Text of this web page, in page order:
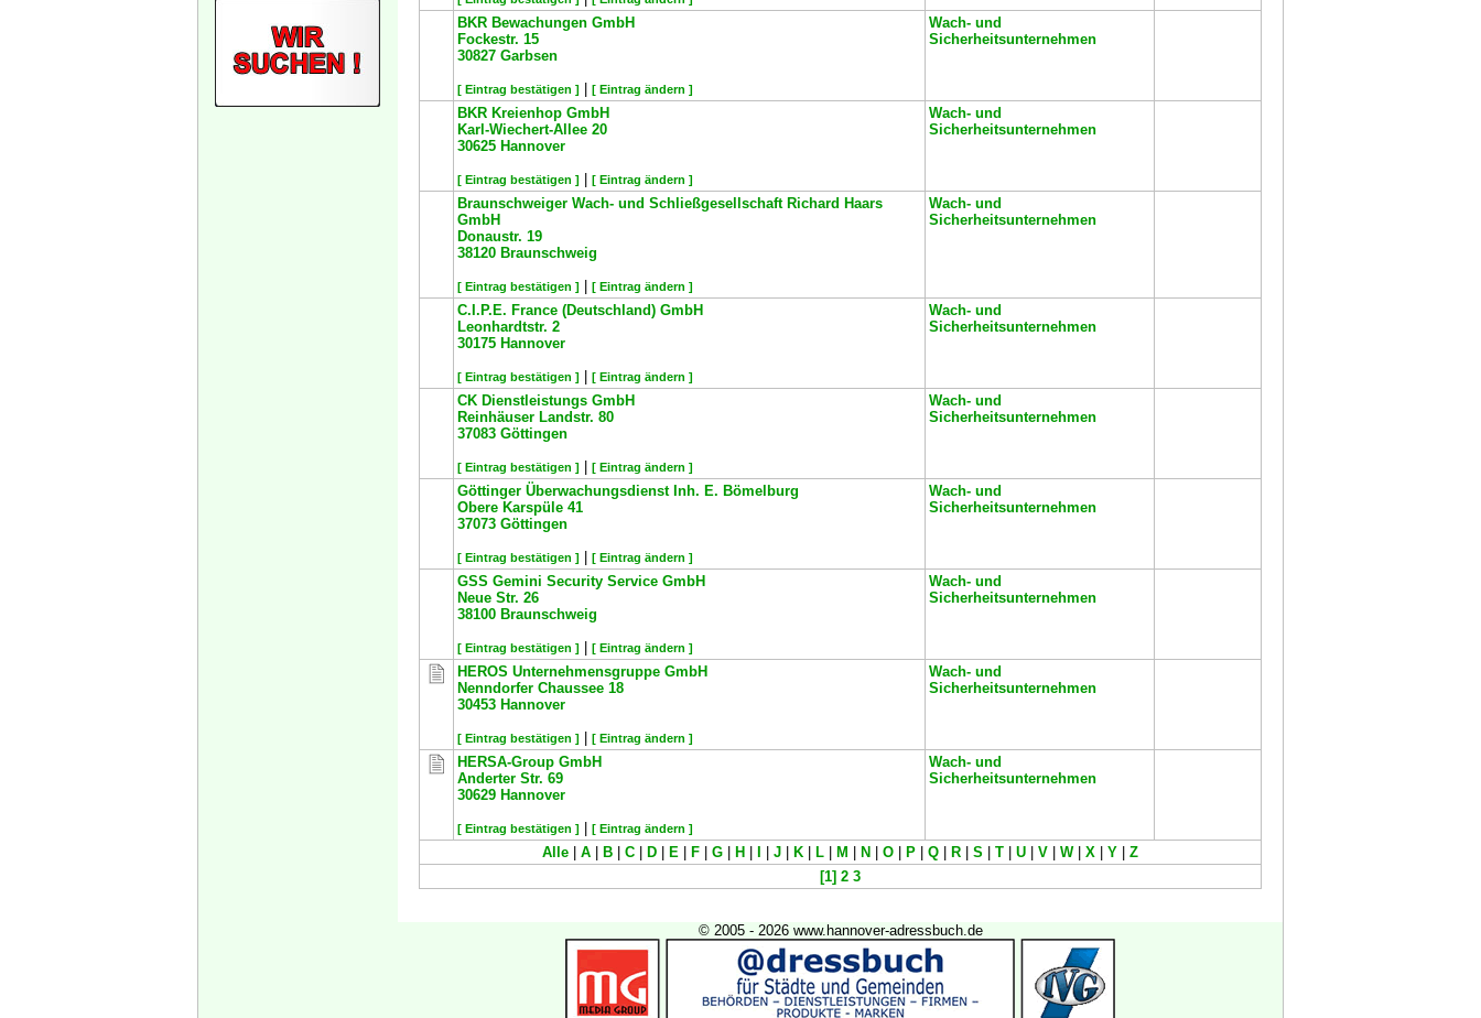
BKR Bewachungen GmbH
Fockestr. 15
30827 Garbsen
[ Eintrag bestätigen ] [ Eintrag ändern ]
Wach- und
Sicherheitsunternehmen
BKR Kreienhop GmbH
Karl-Wiechert-Allee 20
30625 Hannover
[ Eintrag bestätigen ] [ Eintrag ändern ]
Wach- und
Sicherheitsunternehmen
Braunschweiger Wach- und Schließgesellschaft Richard Haars
GmbH
Donaustr. 19
38120 Braunschweig
[ Eintrag bestätigen ] [ Eintrag ändern ]
Wach- und
Sicherheitsunternehmen
C.I.P.E. France (Deutschland) GmbH
Leonhardtstr. 2
30175 Hannover
[ Eintrag bestätigen ] [ Eintrag ändern ]
Wach- und
Sicherheitsunternehmen
CK Dienstleistungs GmbH
Reinhäuser Landstr. 80
37083 Göttingen
[ Eintrag bestätigen ] [ Eintrag ändern ]
Wach- und
Sicherheitsunternehmen
Göttinger Überwachungsdienst Inh. E. Bömelburg
Obere Karspüle 41
37073 Göttingen
[ Eintrag bestätigen ] [ Eintrag ändern ]
Wach- und
Sicherheitsunternehmen
GSS Gemini Security Service GmbH
Neue Str. 26
38100 Braunschweig
[ Eintrag bestätigen ] [ Eintrag ändern ]
Wach- und
Sicherheitsunternehmen
HEROS Unternehmensgruppe GmbH
Nenndorfer Chaussee 18
30453 Hannover
[ Eintrag bestätigen ] [ Eintrag ändern ]
Wach- und
Sicherheitsunternehmen
HERSA-Group GmbH
Anderter Str. 69
30629 Hannover
[ Eintrag bestätigen ] [ Eintrag ändern ]
Wach- und
Sicherheitsunternehmen
Alle A B C D E F G H J K L M N O P Q R S T U V W| X Y
Z
[1] 2 3
© 2005 - 2026 www.hannover-adressbuch.de